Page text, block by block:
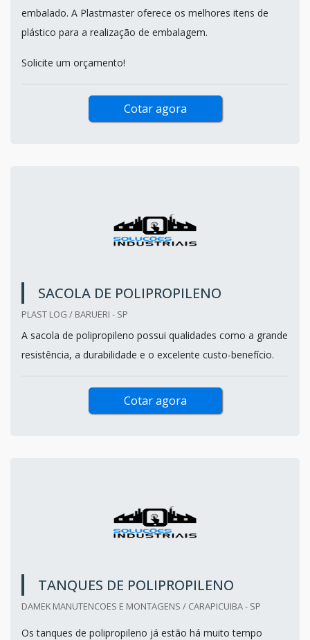
embalado. A Plastmaster oferece os melhores itens de
plástico para a realização de embalagem.
Solicite um orçamento!
Cotar agora
SACOLA DE POLIPROPILENO
PLAST LOG / BARUERI - SP
A sacola de polipropileno possui qualidades como a grande
resistência, a durabilidade e o excelente custo-benefício.
Cotar agora
TANQUES DE POLIPROPILENO
DAMEK MANUTENCOES E MONTAGENS / CARAPICUIBA - SP
Os tanques de polipropileno já estão há muito tempo